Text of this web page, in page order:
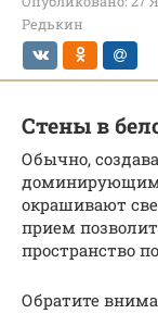
Редькин
Стены в
Обычно,
доминирующим
окрашивают
прием
пространство
Обратите